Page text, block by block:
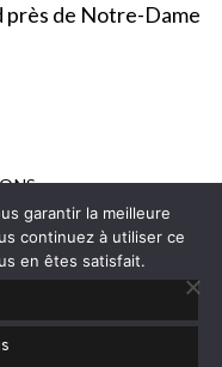
près de Notre-Dame
DROITS RÉSERVÉS
garantir la meilleure
continuez à utiliser ce
en êtes satisfait.